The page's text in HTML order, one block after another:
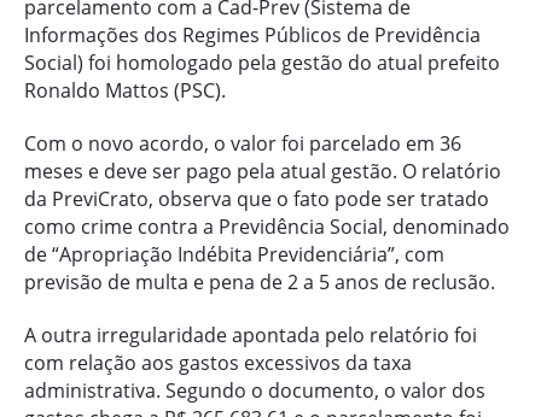
parcelamento com a Cad-Prev (Sistema de
Informações dos Regimes Públicos de Previdência
Social) foi homologado pela gestão do atual prefeito
Ronaldo Mattos (PSC).
Com o novo acordo, o valor foi parcelado em 36
meses e deve ser pago pela atual gestão. O relatório
da PreviCrato, observa que o fato pode ser tratado
como crime contra a Previdência Social, denominado
de “Apropriação Indébita Previdenciária”, com
previsão de multa e pena de 2 a 5 anos de reclusão.
A outra irregularidade apontada pelo relatório foi
com relação aos gastos excessivos da taxa
administrativa. Segundo o documento, o valor dos